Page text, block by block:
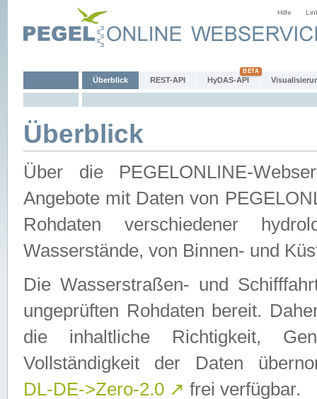
Hilfe
Überblick REST-API HyDAS-API
Überblick
Über die PEGELONLINE-
Angebote mit Daten von
Rohdaten verschiedener
Wasserstände, von Binnen- und
Die Wasserstraßen- und
ungeprüften Rohdaten bereit.
die inhaltliche Richtigkeit,
Vollständigkeit der Daten
DL-DE->Zero-2.0 ↗ frei verfügbar.